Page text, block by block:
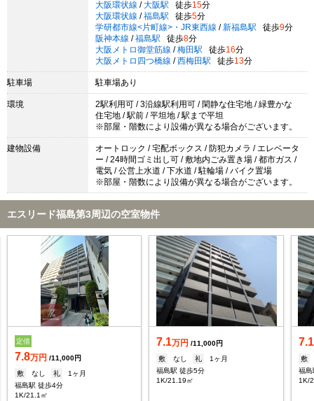
大阪環状線 / 大阪駅 徒歩15分
大阪環状線 / 福島駅 徒歩5分
学研都市線<片町線>・JR東西線 / 新福島駅 徒歩9分
阪神本線 / 福島駅 徒歩8分
大阪メトロ御堂筋線 / 梅田駅 徒歩16分
大阪メトロ四つ橋線 / 西梅田駅 徒歩13分
駐車場 駐車場あり
環境
2駅利用可 / 3沿線駅利用可 / 閑静な住宅地 / 緑豊かな
住宅地 / 駅前 / 平坦地 / 駅まで平坦
※部屋・階数により設備が異なる場合がございます。
建物設備
オートロック / 宅配ボックス / 防犯カメラ / エレベータ
ー / 24時間ゴミ出し可 / 敷地内ごみ置き場 / 都市ガス /
電気 / 公営上水道 / 下水道 / 駐輪場 / バイク置場
※部屋・階数により設備が異なる場合がございます。
エスリード福島第3周辺の空室物件
定借
7.8万円 /11,000円
敷
なし 礼
1ヶ月
福島駅 徒歩4分
1K/21.1㎡
7.1万円 /11,000円
敷
なし 礼
1ヶ月
福島駅 徒歩5分
1K/21.19㎡
7.1
敷
福島
1K/